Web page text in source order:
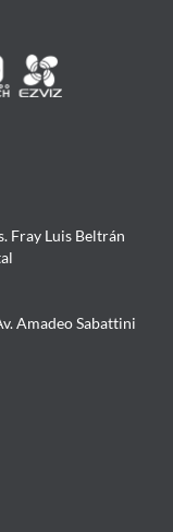
Fray Luis Beltrán
Amadeo Sabattini